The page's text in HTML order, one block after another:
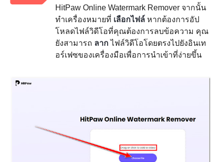
HitPaw Online Watermark Remover จากนั้น
ทำเครื่องหมายที่ เลือกไฟล์ หากต้องการอัป
โหลดไฟล์วิดีโอที่คุณต้องการลบข้อความ คุณ
ยังสามารถ ลาก ไฟล์วิดีโอโดยตรงไปยังอินเท
อร์เฟซของเครื่องมือเพื่อการนำเข้าที่ง่ายขึ้น